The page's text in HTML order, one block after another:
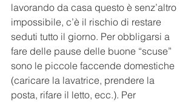
lavorando da casa questo è senz’altro
impossibile, c’è il rischio di restare
seduti tutto il giorno. Per obbligarsi a
fare delle pause delle buone “scuse”
sono le piccole faccende domestiche
(caricare la lavatrice, prendere la
posta, rifare il letto, ecc.). Per